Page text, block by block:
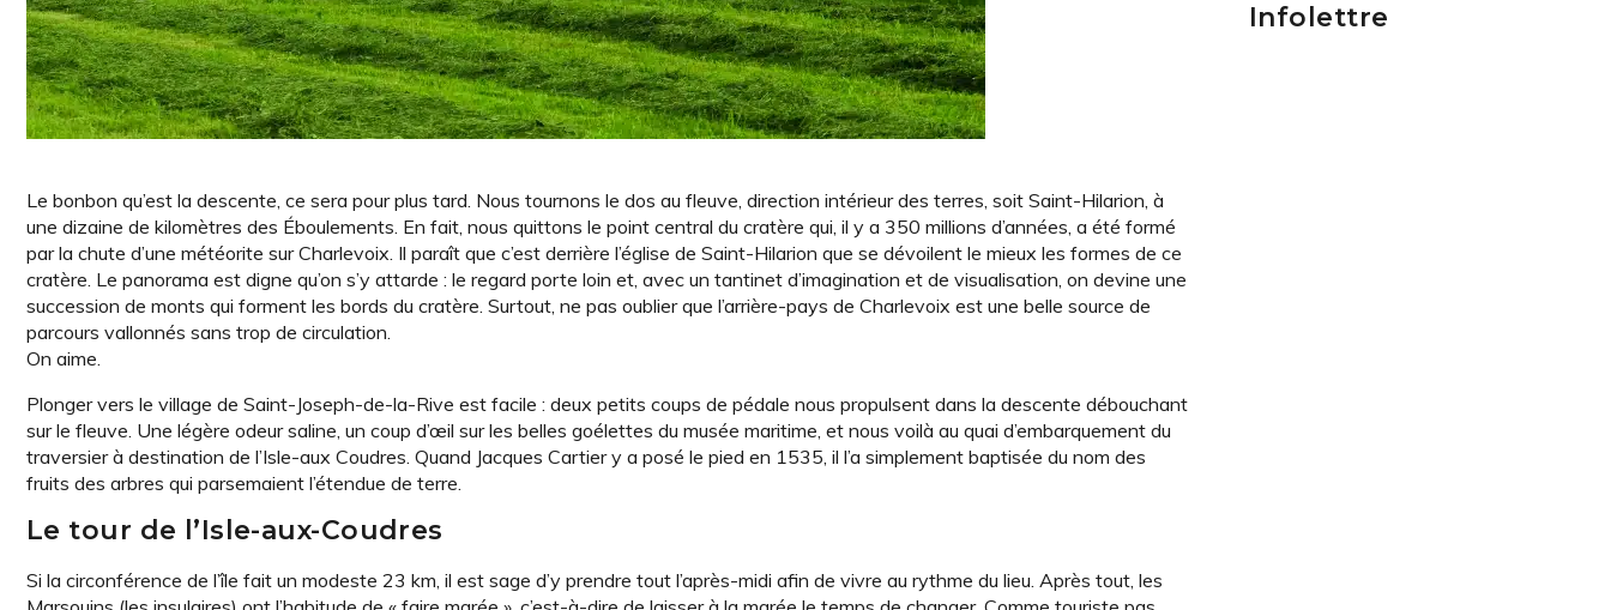
Le bonbon qu’est la descente, ce sera pour plus tard. Nous tournons le dos au fleuve, direction intérieur des terres, soit Saint-Hilarion, à
une dizaine de kilomètres des Éboulements. En fait, nous quittons le point central du cratère qui, il y a 350 millions d’années, a été formé
par la chute d’une météorite sur Charlevoix. Il paraît que c’est derrière l’église de Saint-Hilarion que se dévoilent le mieux les formes de ce
cratère. Le panorama est digne qu’on s’y attarde : le regard porte loin et, avec un tantinet d’imagination et de visualisation, on devine une
succession de monts qui forment les bords du cratère. Surtout, ne pas oublier que l’arrière-pays de Charlevoix est une belle source de
parcours vallonnés sans trop de circulation.
On aime.
Plonger vers le village de Saint-Joseph-de-la-Rive est facile : deux petits coups de pédale nous propulsent dans la descente débouchant
sur le fleuve. Une légère odeur saline, un coup d’œil sur les belles goélettes du musée maritime, et nous voilà au quai d’embarquement du
traversier à destination de l’Isle-aux Coudres. Quand Jacques Cartier y a posé le pied en 1535, il l’a simplement baptisée du nom des
fruits des arbres qui parsemaient l’étendue de terre.
Le tour de l’Isle-aux-Coudres
Si la circonférence de l’île fait un modeste 23 km, il est sage d’y prendre tout l’après-midi afin de vivre au rythme du lieu. Après tout, les
Infolettre